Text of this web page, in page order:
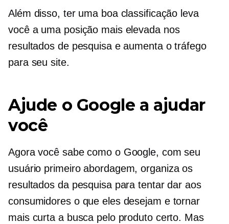
Além disso, ter uma boa classificação leva
você a uma posição mais elevada nos
resultados de pesquisa e aumenta o tráfego
para seu site.
Ajude o Google a ajudar
você
Agora você sabe como o Google, com seu
usuário primeiroabordagem, organiza os
resultados da pesquisa para tentar dar aos
consumidores o que eles desejam e tornar
mais curta a busca pelo produto certo. Mas